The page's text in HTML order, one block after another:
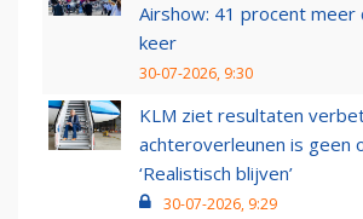
Airshow: 41 procent meer
keer
30-07-2026, 9:30
KLM ziet resultaten
achteroverleunen is geen
‘Realistisch blijven’
30-07-2026, 9:29